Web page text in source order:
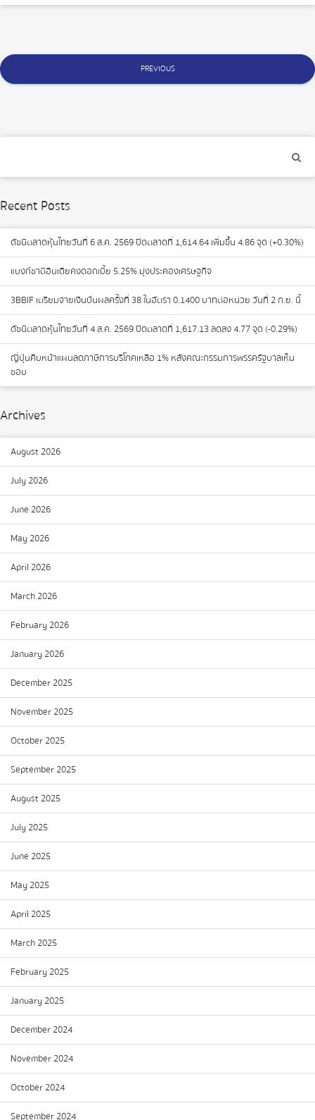
Posts
navigation
PREVIOUS
Recent Posts
ดัชนีตลาดหุ้นไทยวันที่ 6 ส.ค. 2569 ปิดตลาดที่ 1,614.64 เพิ่มขึ้น 4.86 จุด (+0.30%)
แบงก์ชาติอินเดียคงดอกเบี้ย 5.25% มุ่งประคองเศรษฐกิจ
3BBIF เตรียมจ่ายเงินปันผลครั้งที่ 38 ในอัตรา 0.1400 บาทต่อหน่วย วันที่ 2 ก.ย. นี้
ดัชนีตลาดหุ้นไทยวันที่ 4 ส.ค. 2569 ปิดตลาดที่ 1,617.13 ลดลง 4.77 จุด (-0.29%)
ญี่ปุ่นคืบหน้าแผนลดภาษีการบริโภคเหลือ 1% หลังคณะกรรมการพรรครัฐบาลเห็น
ชอบ
Archives
August 2026
July 2026
June 2026
May 2026
April 2026
March 2026
February 2026
January 2026
December 2025
November 2025
October 2025
September 2025
August 2025
July 2025
June 2025
May 2025
April 2025
March 2025
February 2025
January 2025
December 2024
November 2024
October 2024
September 2024